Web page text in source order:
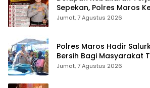
Sepekan, Polres Maros
kepada Masyarakat
Jumat, 7 Agustus 2026
Polres Maros Hadir
Bersih Bagi Masyarakat
Air Bersih Di Maros
Jumat, 7 Agustus 2026